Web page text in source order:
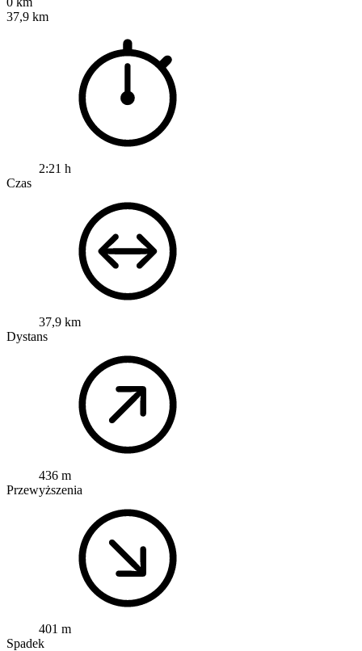
37,9 km
2:21 h
Czas
37,9 km
Dystans
436 m
Przewyższenia
401 m
Spadek